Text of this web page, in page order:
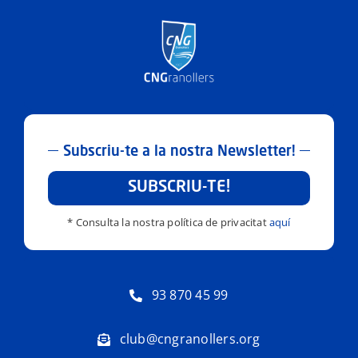
Subscriu-te a la nostra Newsletter!
SUBSCRIU-TE!
* Consulta la nostra política de privacitataquí
93 870 45 99
club@cngranollers.org